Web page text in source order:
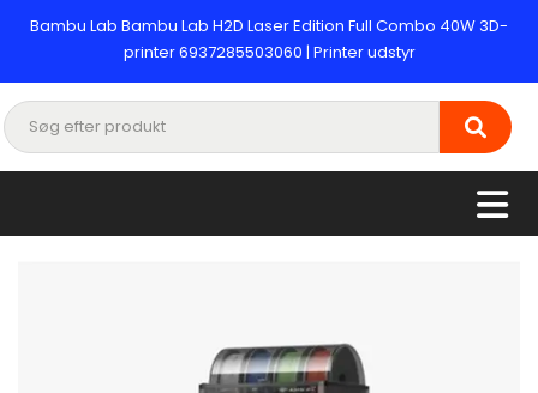
Bambu Lab Bambu Lab H2D Laser Edition Full Combo 40W 3D-
printer 6937285503060 | Printer udstyr